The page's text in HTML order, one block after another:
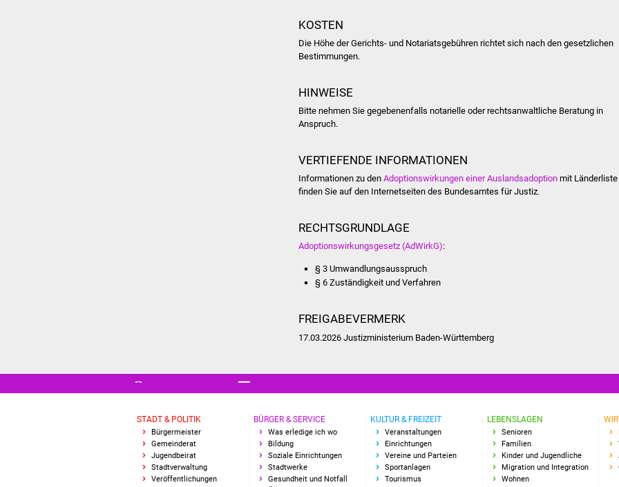
KOSTEN
Die Höhe der Gerichts- und Notariatsgebühren richtet sich nach den gesetzlichen
Bestimmungen.
HINWEISE
Bitte nehmen Sie gegebenenfalls notarielle oder rechtsanwaltliche Beratung in
Anspruch.
VERTIEFENDE INFORMATIONEN
Informationen zu den Adoptionswirkungen einer Auslandsadoption mit Länderliste
finden Sie auf den Internetseiten des Bundesamtes für Justiz.
RECHTSGRUNDLAGE
Adoptionswirkungsgesetz (AdWirkG):
§ 3 Umwandlungsausspruch
§ 6 Zuständigkeit und Verfahren
FREIGABEVERMERK
17.03.2026 Justizministerium Baden-Württemberg
STADT & POLITIK
Bürgermeister
Gemeinderat
Jugendbeirat
Stadtverwaltung
Veröffentlichungen
BÜRGER & SERVICE
Was erledige ich wo
Bildung
Soziale Einrichtungen
Stadtwerke
Gesundheit und Notfall
KULTUR & FREIZEIT
Veranstaltungen
Einrichtungen
Vereine und Parteien
Sportanlagen
Tourismus
LEBENSLAGEN
Senioren
Familien
Kinder und Jugendliche
Migration und Integration
Wohnen